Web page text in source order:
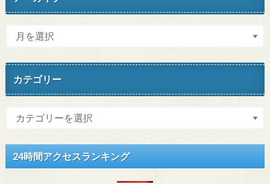
カテゴリー
24時間アクセスランキング